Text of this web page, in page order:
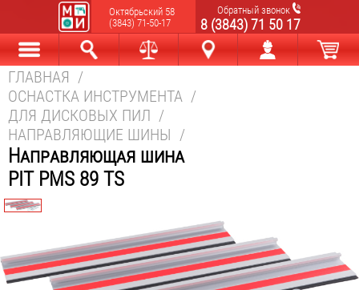
Октябрьский 58
(3843) 71-50-17
Обратный звонок
8 (3843) 71 50 17
Каталог Найти
ГЛАВНАЯ /
ОСНАСТКА ИНСТРУМЕНТА /
ДЛЯ ДИСКОВЫХ ПИЛ /
НАПРАВЛЯЮЩИЕ ШИНЫ /
Направляющая шина
PIT PMS 89 TS